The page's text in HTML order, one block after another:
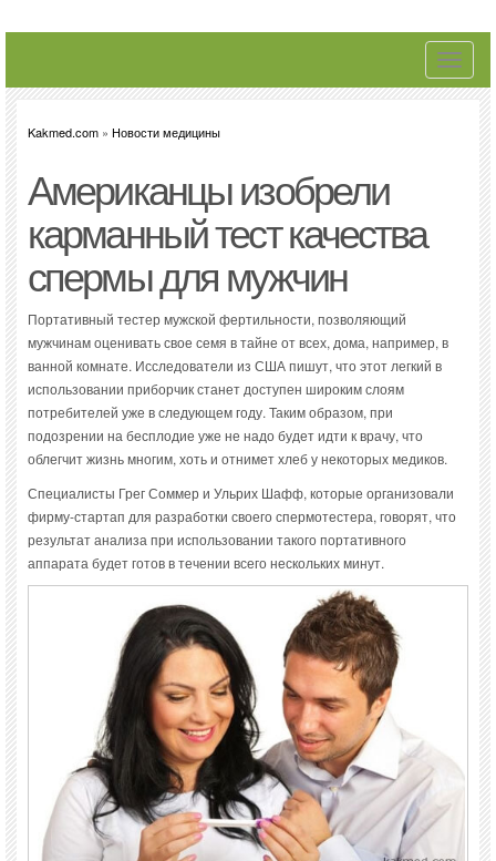
Toggle
Kakmed.com » Новости медицины
Американцы изобрели
карманный тест качества
спермы для мужчин
Портативный тестер мужской фертильности, позволяющий
мужчинам оценивать свое семя в тайне от всех, дома, например, в
ванной комнате. Исследователи из США пишут, что этот легкий в
использовании приборчик станет доступен широким слоям
потребителей уже в следующем году. Таким образом, при
подозрении на бесплодие уже не надо будет идти к врачу, что
облегчит жизнь многим, хоть и отнимет хлеб у некоторых медиков.
Специалисты Грег Соммер и Ульрих Шафф, которые организовали
фирму-стартап для разработки своего спермотестера, говорят, что
результат анализа при использовании такого портативного
аппарата будет готов в течении всего нескольких минут.